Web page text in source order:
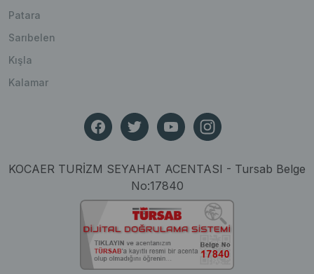
Patara
Sarıbelen
Kışla
Kalamar
KOCAER TURİZM SEYAHAT ACENTASI - Tursab Belge
No:17840